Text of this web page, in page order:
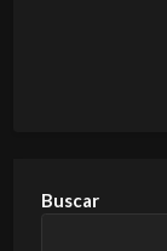
Buscar